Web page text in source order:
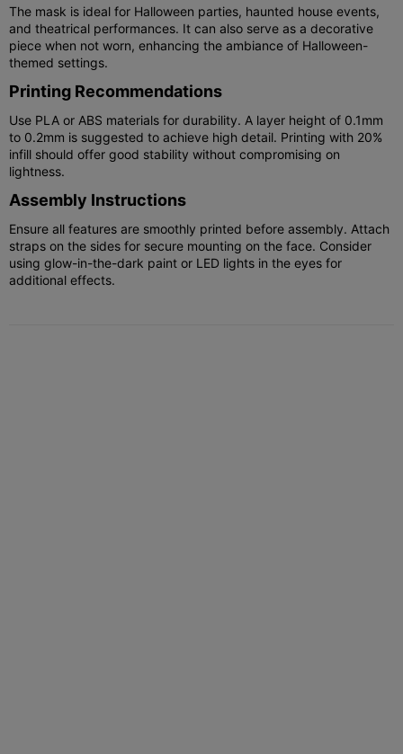
The mask is ideal for Halloween parties, haunted house events,
and theatrical performances. It can also serve as a decorative
piece when not worn, enhancing the ambiance of Halloween-
themed settings.
Printing Recommendations
Use PLA or ABS materials for durability. A layer height of 0.1mm
to 0.2mm is suggested to achieve high detail. Printing with 20%
infill should offer good stability without compromising on
lightness.
Assembly Instructions
Ensure all features are smoothly printed before assembly. Attach
straps on the sides for secure mounting on the face. Consider
using glow-in-the-dark paint or LED lights in the eyes for
additional effects.